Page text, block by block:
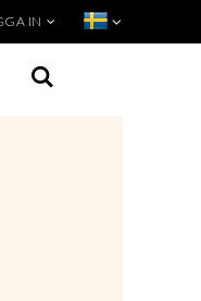
INTILL KASSAN